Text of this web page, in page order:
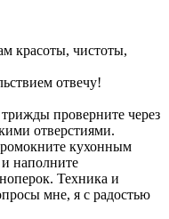
красоты, чистоты,
отвечу!
проверните через
отверстиями.
кухонным
наполните
Техника и
мне, я с радостью